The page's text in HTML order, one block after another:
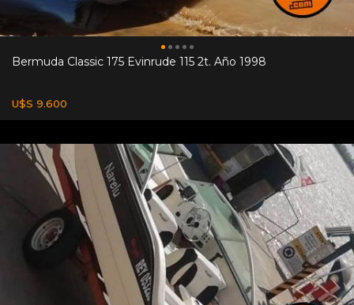
Bermuda Classic 175 Evinrude 115 2t. Año 1998
U$S 9.600